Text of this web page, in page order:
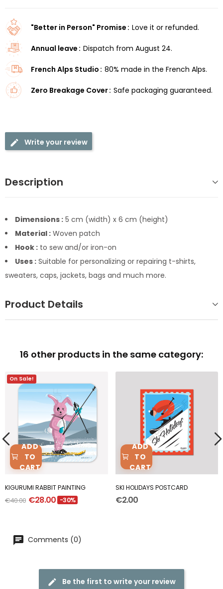
"Better in Person" Promise Love it or refunded.
Annual leave Dispatch from August 24.
French Alps Studio 80% made in the French Alps.
Zero Breakage Cover Safe packaging guaranteed.
Write your review
Description
Dimensions : 5 cm (width) x 6 cm (height)
Material : Woven patch
Hook : to sew and/or iron-on
Uses : Suitable for personalizing or repairing t-shirts,
sweaters, caps, jackets, bags and much more.
Product Details
16 other products in the same category:
On Sale!
ADD
TO
CART
KIGURUMI RABBIT PAINTING
€40.00 €28.00 -30%
ADD
TO
CART
SKI HOLIDAYS POSTCARD
€2.00
Comments (0)
Be the first to write your review